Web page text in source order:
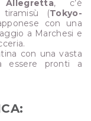
, c’è
tiramisù (Tokyo-
con una
a Marchesi e
con una vasta
essere pronti a